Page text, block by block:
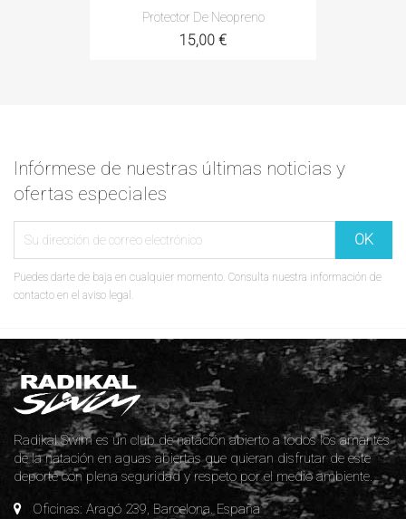
Protector De Neopreno
15,00 €
Infórmese de nuestras últimas noticias y
ofertas especiales
Puedes darte de baja en cualquier momento. Consulta nuestra información de
contacto en el aviso legal.
Radikal Swim es un club de natación abierto a todos los amantes
de la natación en aguas abiertas que quieran disfrutar de este
deporte con plena seguridad y respeto por el medio ambiente.
Oficinas: Aragó 239, Barcelona. España